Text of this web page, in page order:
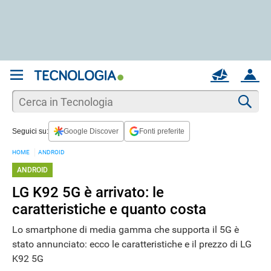
ACCOUNT
MAIL
Seguici su: Google Discover Fonti preferite
HOME ANDROID
ANDROID
LG K92 5G è arrivato: le
caratteristiche e quanto costa
Lo smartphone di media gamma che supporta il 5G è
stato annunciato: ecco le caratteristiche e il prezzo di LG
K92 5G